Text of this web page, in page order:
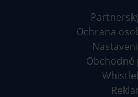
Ochrana
Obchodné